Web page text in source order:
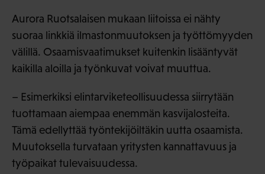
Aurora Ruotsalaisen mukaan liitoissa ei nähty
suoraa linkkiä ilmastonmuutoksen ja työttömyyden
välillä. Osaamisvaatimukset kuitenkin lisääntyvät
kaikilla aloilla ja työnkuvat voivat muuttua.
– Esimerkiksi elintarviketeollisuudessa siirrytään
tuottamaan aiempaa enemmän kasvijalosteita.
Tämä edellyttää työntekijöiltäkin uutta osaamista.
Muutoksella turvataan yritysten kannattavuus ja
työpaikat tulevaisuudessa.